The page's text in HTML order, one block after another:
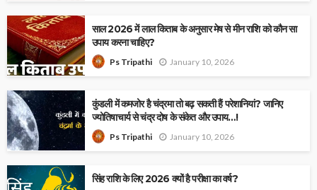
साल 2026 में लाल किताब के अनुसार मेष से मीन राशि को कौन सा
उपाय करना चाहिए?
Ps Tripathi January 10, 2026
कुंडली में कमजोर है चंद्रमा तो बढ़ सकती हैं परेशानियां? जानिए
ज्योतिषाचार्य से चंद्र दोष के संकेत और उपाय…!
Ps Tripathi January 10, 2026
सिंह राशि के लिए 2026 क्यों है परीक्षा का वर्ष?